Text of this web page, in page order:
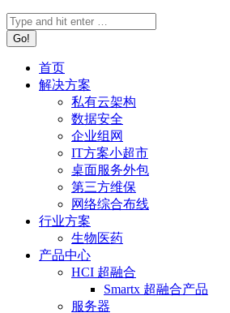
首页
解决方案
私有云架构
数据安全
企业组网
IT方案小超市
桌面服务外包
第三方维保
网络综合布线
行业方案
生物医药
产品中心
HCI 超融合
Smartx 超融合产品
服务器